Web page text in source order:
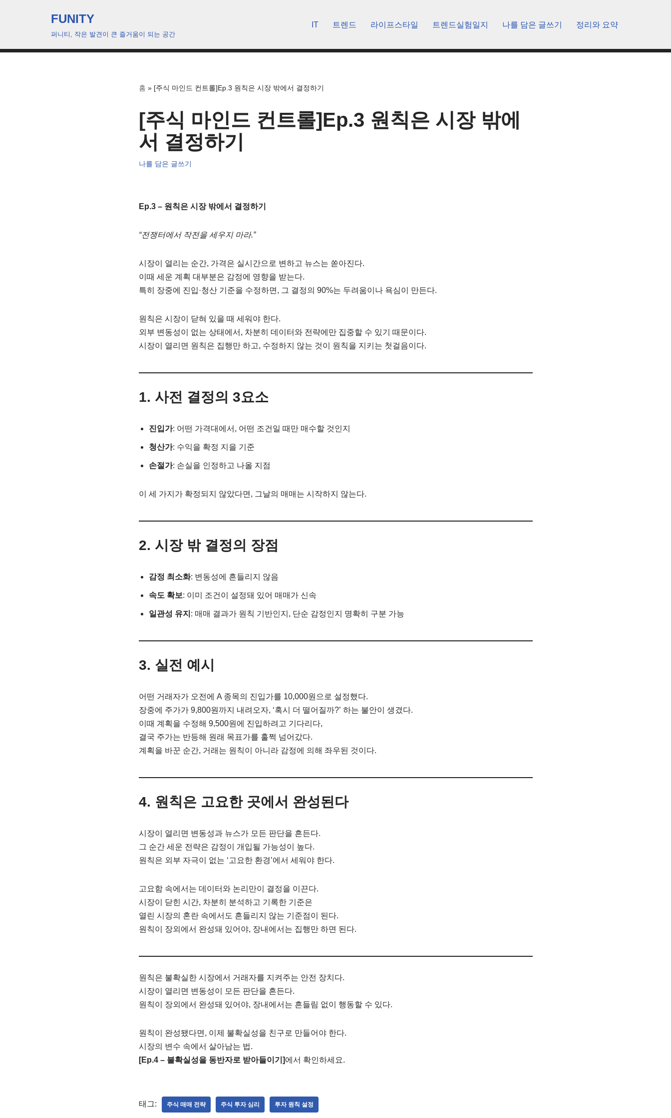
츠
FUNITY
퍼니티, 작은 발견이 큰 즐거움이 되는 공간
IT 트렌드 라이프스타일 트렌드실험일지 나를 담은 글쓰기 정리와 요약
홈 » [주식 마인드 컨트롤]Ep.3 원칙은 시장 밖에서 결정하기
[주식 마인드 컨트롤]Ep.3 원칙은 시장 밖에
서 결정하기
나를 담은 글쓰기
Ep.3 – 원칙은 시장 밖에서 결정하기
“전쟁터에서 작전을 세우지 마라.”
시장이 열리는 순간, 가격은 실시간으로 변하고 뉴스는 쏟아진다.
이때 세운 계획 대부분은 감정에 영향을 받는다.
특히 장중에 진입·청산 기준을 수정하면, 그 결정의 90%는 두려움이나 욕심이 만든다.
원칙은 시장이 닫혀 있을 때 세워야 한다.
외부 변동성이 없는 상태에서, 차분히 데이터와 전략에만 집중할 수 있기 때문이다.
시장이 열리면 원칙은 집행만 하고, 수정하지 않는 것이 원칙을 지키는 첫걸음이다.
1. 사전 결정의 3요소
진입가: 어떤 가격대에서, 어떤 조건일 때만 매수할 것인지
청산가: 수익을 확정 지을 기준
손절가: 손실을 인정하고 나올 지점
이 세 가지가 확정되지 않았다면, 그날의 매매는 시작하지 않는다.
2. 시장 밖 결정의 장점
감정 최소화: 변동성에 흔들리지 않음
속도 확보: 이미 조건이 설정돼 있어 매매가 신속
일관성 유지 : 매매 결과가 원칙 기반인지, 단순 감정인지 명확히 구분 가능
3. 실전 예시
어떤 거래자가 오전에 A 종목의 진입가를 10,000원으로 설정했다.
장중에 주가가 9,800원까지 내려오자, ‘혹시 더 떨어질까?’ 하는 불안이 생겼다.
이때 계획을 수정해 9,500원에 진입하려고 기다리다,
결국 주가는 반등해 원래 목표가를 훌쩍 넘어갔다.
계획을 바꾼 순간, 거래는 원칙이 아니라 감정에 의해 좌우된 것이다.
4. 원칙은 고요한 곳에서 완성된다
시장이 열리면 변동성과 뉴스가 모든 판단을 흔든다.
그 순간 세운 전략은 감정이 개입될 가능성이 높다.
원칙은 외부 자극이 없는 ‘고요한 환경’에서 세워야 한다.
고요함 속에서는 데이터와 논리만이 결정을 이끈다.
시장이 닫힌 시간, 차분히 분석하고 기록한 기준은
열린 시장의 혼란 속에서도 흔들리지 않는 기준점이 된다.
원칙이 장외에서 완성돼 있어야, 장내에서는 집행만 하면 된다.
원칙은 불확실한 시장에서 거래자를 지켜주는 안전 장치다.
시장이 열리면 변동성이 모든 판단을 흔든다.
원칙이 장외에서 완성돼 있어야, 장내에서는 흔들림 없이 행동할 수 있다.
원칙이 완성됐다면, 이제 불확실성을 친구로 만들어야 한다.
시장의 변수 속에서 살아남는 법.
[Ep.4 – 불확실성을 동반자로 받아들이기]에서 확인하세요.
태그: 주식 매매 전략 주식 투자 심리 투자 원칙 설정